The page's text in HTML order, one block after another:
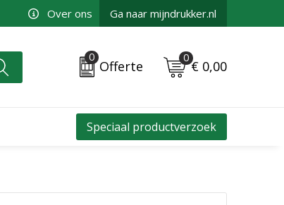
Over ons Ga naar mijndrukker.nl
0
Offerte
0
€ 0,00
Speciaal productverzoek